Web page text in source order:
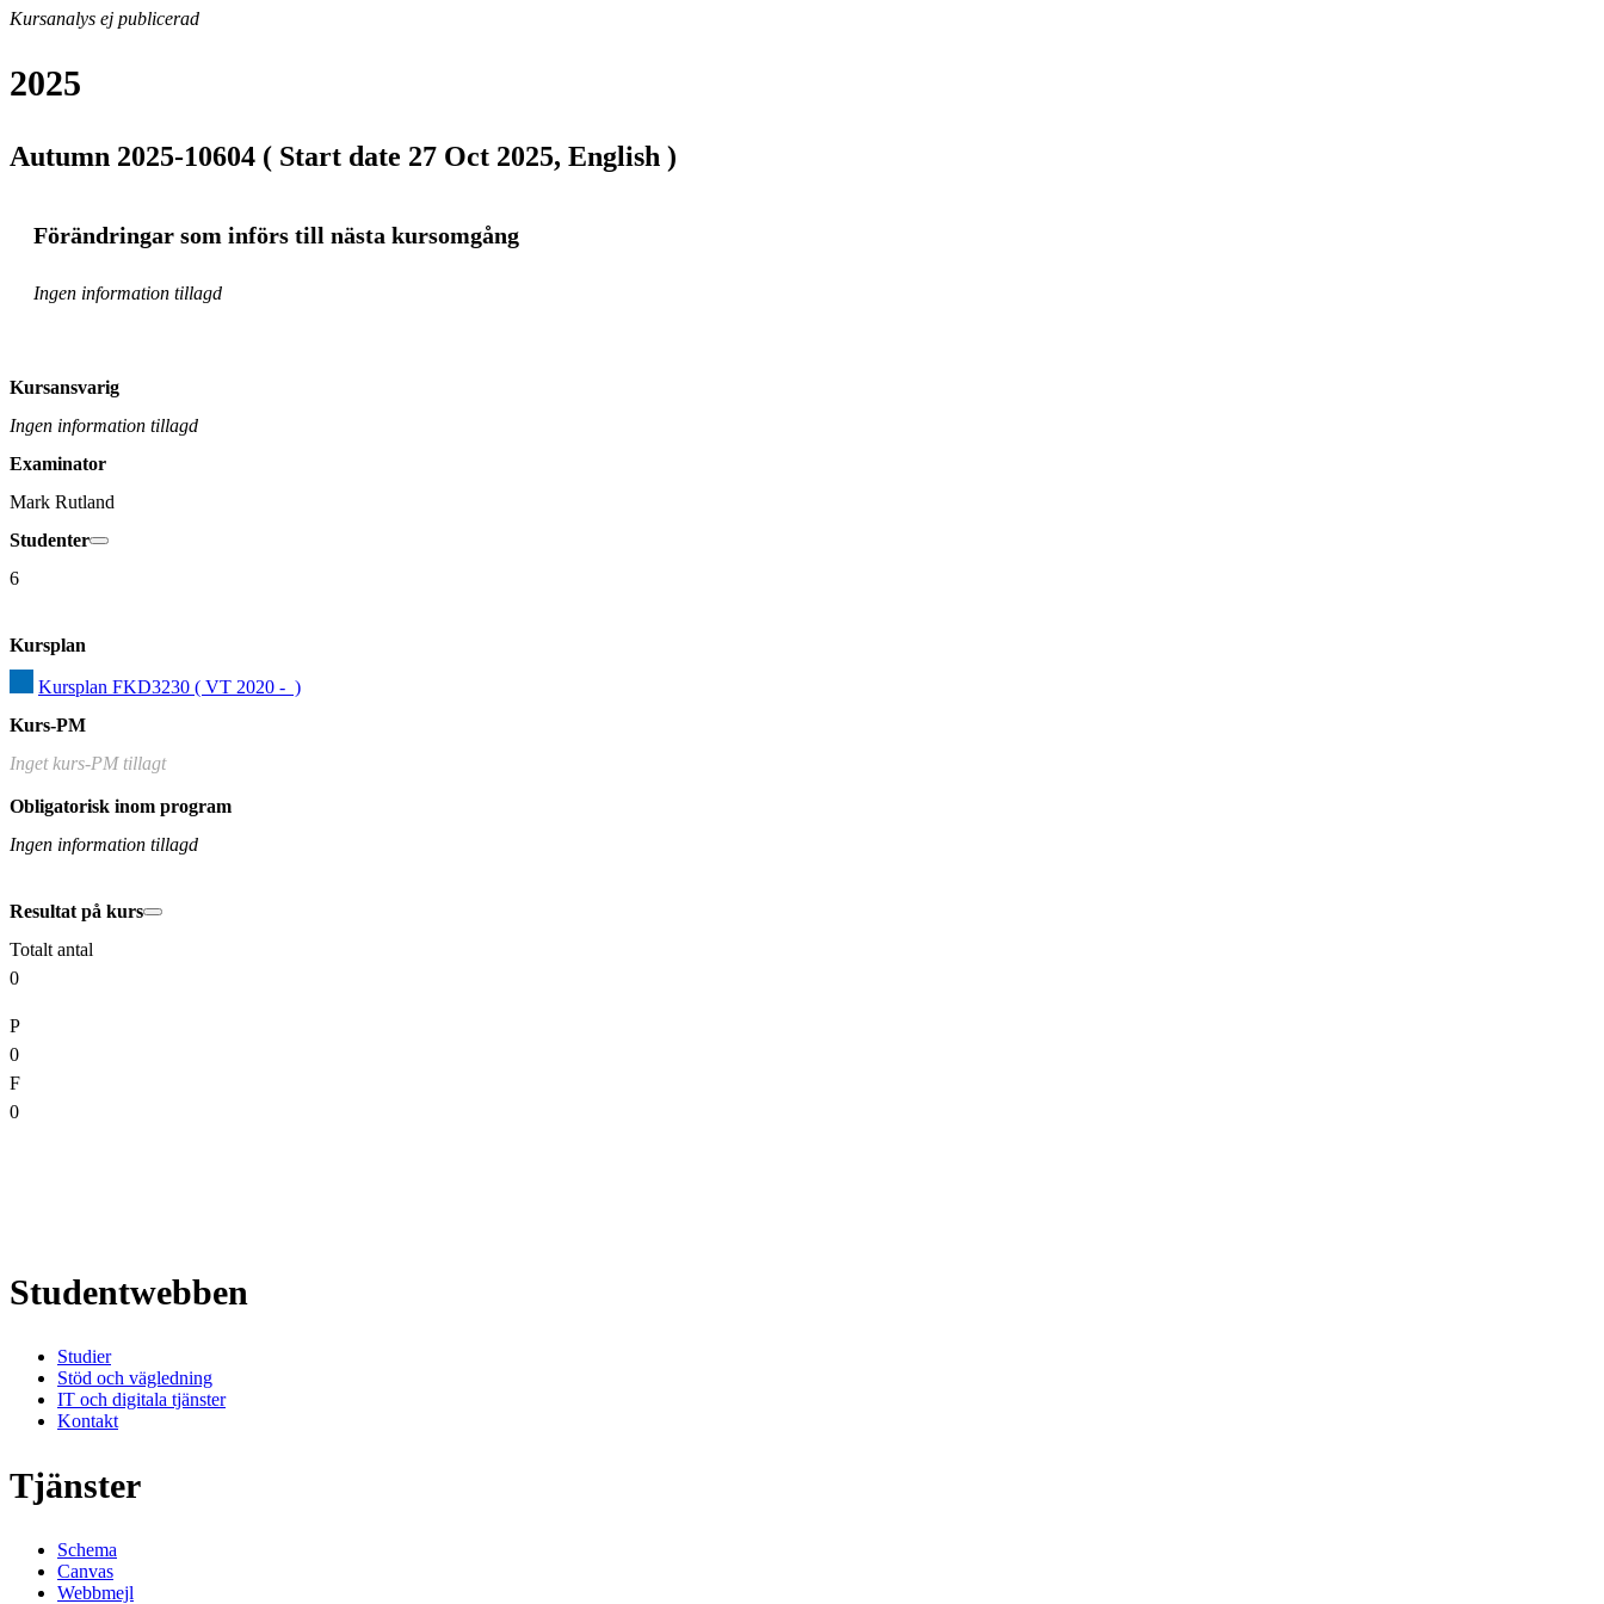
Kursanalys ej publicerad
2025
Autumn 2025-10604 ( Start date 27 Oct 2025, English )
Förändringar som införs till nästa kursomgång
Ingen information tillagd
Kursansvarig
Ingen information tillagd
Examinator
Mark Rutland
Studenter
6
Kursplan
Kursplan FKD3230 ( VT 2020 -  )
Kurs-PM
Inget kurs-PM tillagt
Obligatorisk inom program
Ingen information tillagd
Resultat på kurs
Totalt antal
0
P
0
F
0
Studentwebben
Studier
Stöd och vägledning
IT och digitala tjänster
Kontakt
Tjänster
Schema
Canvas
Webbmejl